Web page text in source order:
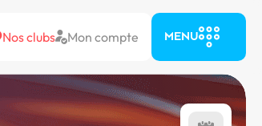
Nos clubs Mon compte MENU